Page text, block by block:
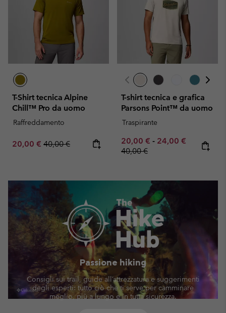
T-Shirt tecnica Alpine
Chill™ Pro da uomo
Raffreddamento
Sale price:
20,00 € Regular price:
40,00 €
T-shirt tecnica e grafica
Parsons Point™ da uomo
Traspirante
Minimum sale price:
20,00 € - Maximum sale
24,00 € Regular
40,00 €
Passione hiking
Consigli sui trail, guide all’attrezzatura e suggerimenti
degli esperti: tutto ciò che ti serve per camminare
meglio, più a lungo e in tutta sicurezza.